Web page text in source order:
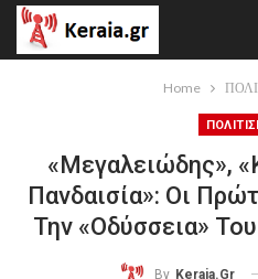
Home
«Μεγαλειώδης»,
Πανδαισία»: Οι
Την «Οδύσσεια»
By Keraia.gr